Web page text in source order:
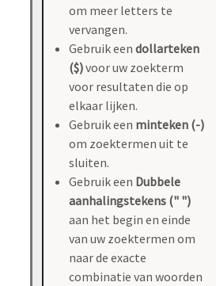
om meer letters te
vervangen.
Gebruik een dollarteken
($)voor uw zoekterm
voor resultaten die op
elkaar lijken.
Gebruik een minteken (-)
om zoektermen uit te
sluiten.
Gebruik een Dubbele
aanhalingstekens (" ")
aan het begin en einde
van uw zoektermen om
naar de exacte
combinatie van woorden